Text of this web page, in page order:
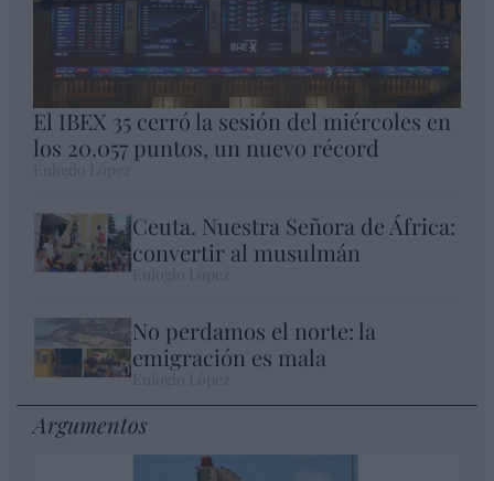
El IBEX 35 cerró la sesión del miércoles en
los 20.057 puntos, un nuevo récord
Ceuta. Nuestra Señora de África:
convertir al musulmán
No perdamos el norte: la
emigración es mala
Argumentos